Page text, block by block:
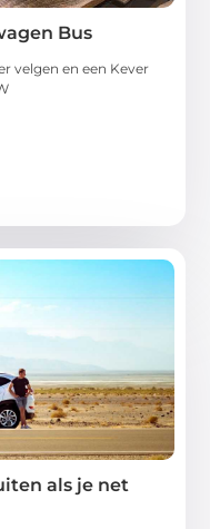
Bus
velgen en een Kever
als je net